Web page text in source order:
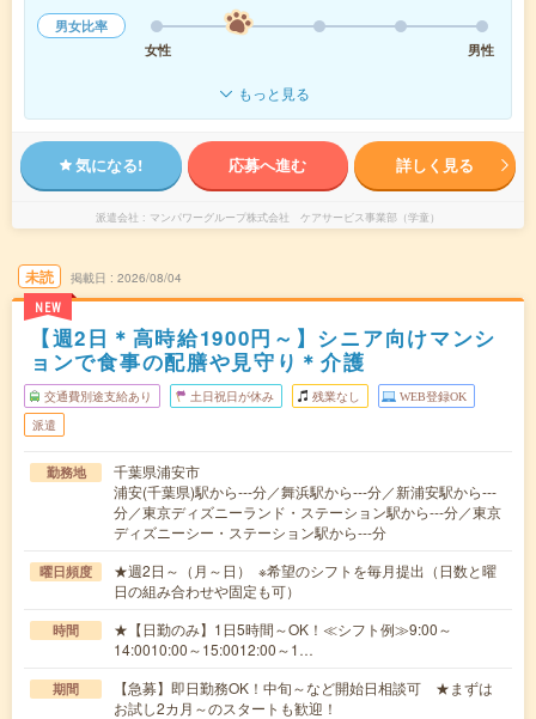
男女比率
女性
男性
もっと見る
気になる! 応募へ進む 詳しく見る
派遣会社 マンパワーグループ株式会社 ケアサービス事業部（学童）
未読
NEW
掲載日 2026/08/04
【週2日＊高時給1900円～】シニア向けマンシ
ョンで食事の配膳や見守り＊介護
交通費別途支給あり 土日祝日が休み 残業なし WEB登録OK
派遣
勤務地
千葉県浦安市
浦安(千葉県)駅から---分／舞浜駅から---分／新浦安駅から---
分／東京ディズニーランド・ステーション駅から---分／東京
ディズニーシー・ステーション駅から---分
曜日頻度
★週2日～（月～日） ※希望のシフトを毎月提出（日数と曜
日の組み合わせや固定も可）
時間
★【日勤のみ】1日5時間～OK！≪シフト例≫9:00～
14:0010:00～15:0012:00～1…
期間
【急募】即日勤務OK！中旬～など開始日相談可 ★まずは
お試し2カ月～のスタートも歓迎！